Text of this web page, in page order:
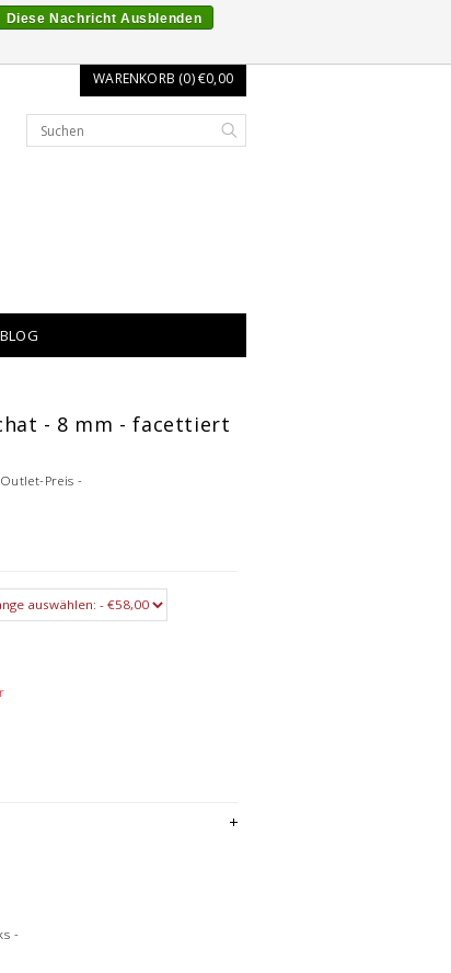
WARENKORB (0) €0,00
BLOG
- 8 mm - facettiert
Preis -
-
Diese Nachricht Ausblenden